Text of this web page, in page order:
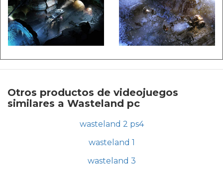
Otros productos de videojuegos
similares a Wasteland pc
wasteland 2 ps4
wasteland 1
wasteland 3